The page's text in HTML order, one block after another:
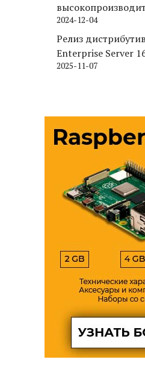
движка хранения
2024-12-04
Релиз
Enterprise Server
2025-11-07